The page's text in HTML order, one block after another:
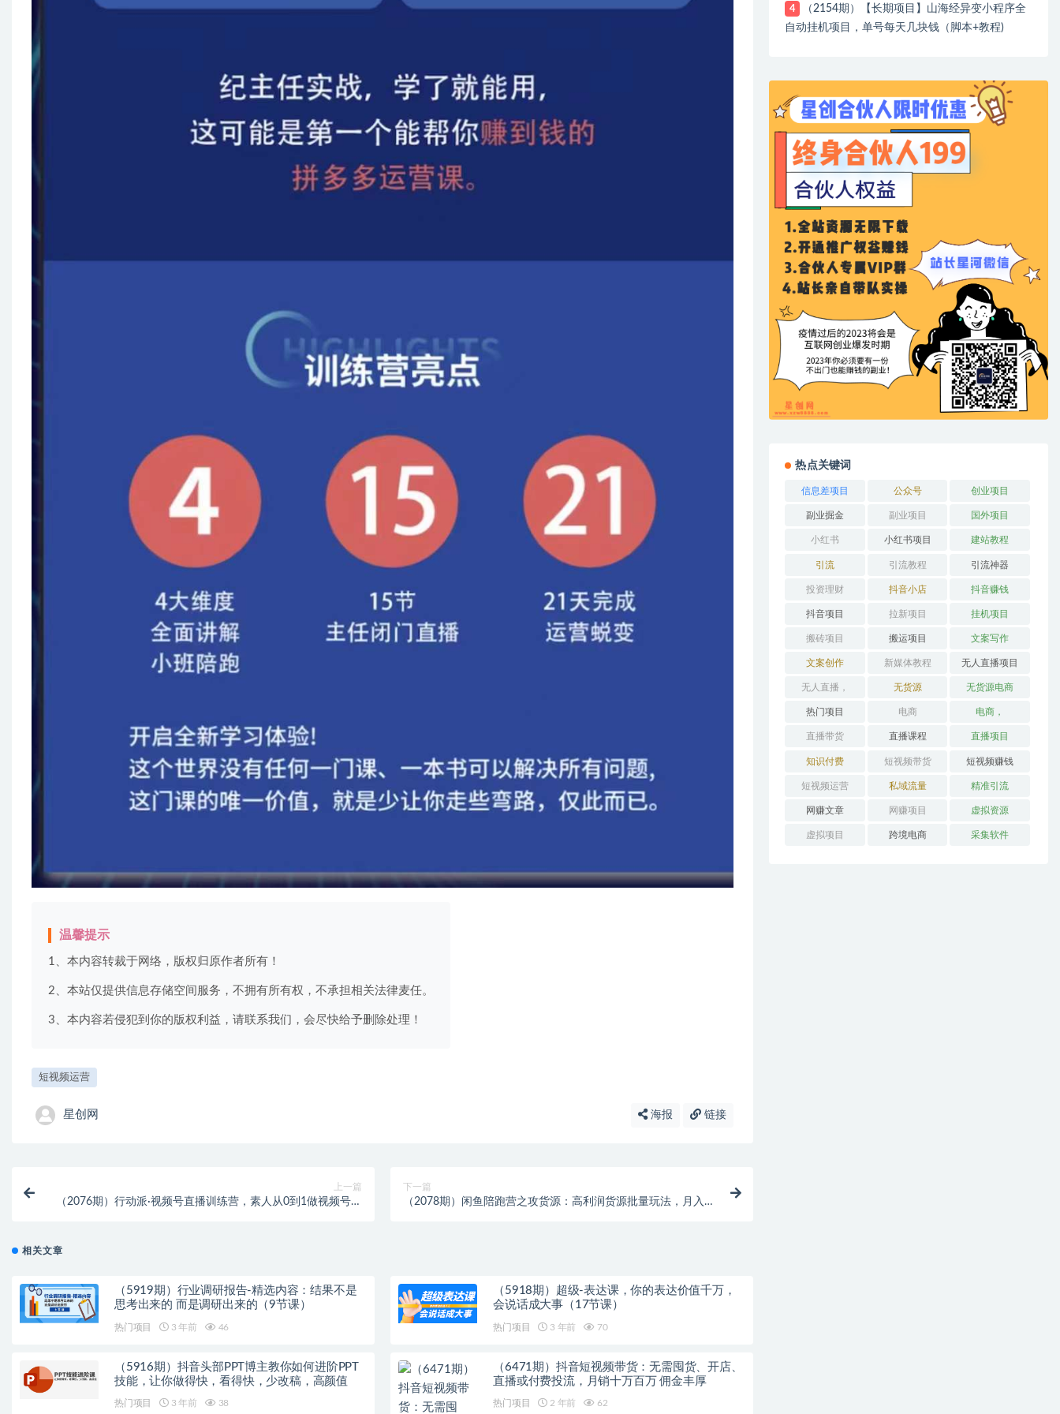
温馨提示
1、本内容转裁于网络，版权归原作者所有！
2、本站仅提供信息存储空间服务，不拥有所有权，不承担相关法律麦任。
3、本内容若侵犯到你的版权利益，请联系我们，会尽快给予删除处理！
短视频运营
星创网 海报 链接
上一篇
（2076期）行动派·视频号直播训练营，素人从0到1做视频号直
下一篇
（2078期）闲鱼陪跑营之攻货源：高利润货源批量玩法，月入过
相关文章
（5919期）行业调研报告-精选内容：结果不是
思考出来的 而是调研出来的（9节课）
热门项目 3 年前 46
（5918期）超级-表达课，你的表达价值千万，
会说话成大事（17节课）
热门项目 3 年前 70
（5916期）抖音头部PPT博主教你如何进阶PPT
技能，让你做得快，看得快，少改稿，高颜值
热门项目 3 年前 38
（6471期）抖音短视频带货：无需囤货、开店、
直播或付费投流，月销十万百万 佣金丰厚
热门项目 2 年前 62
4
（2154期）【长期项目】山海经异变小程序全
自动挂机项目，单号每天几块钱（脚本+教程)
热点关键词
信息差项目 公众号 创业项目
副业掘金 副业项目 国外项目
小红书 小红书项目 建站教程
引流 引流教程 引流神器
投资理财 抖音小店 抖音赚钱
抖音项目 拉新项目 挂机项目
搬砖项目 搬运项目 文案写作
文案创作 新媒体教程 无人直播项目
无人直播， 无货源 无货源电商
热门项目 电商 电商，
直播带货 直播课程 直播项目
知识付费 短视频带货 短视频赚钱
短视频运营 私域流量 精准引流
网赚文章 网赚项目 虚拟资源
虚拟项目 跨境电商 采集软件